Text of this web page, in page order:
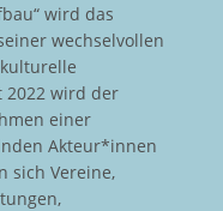
wird das
wechselvollen
2022 wird der
einer
Akteur*innen
sich Vereine,